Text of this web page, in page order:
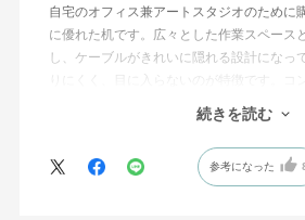
自宅のオフィス兼アートスタジオのために
に優れた机です。広々とした作業スペース
し、ケーブルがきれいに隠れる設計になっ
りにくく、目に入らないのが特徴です。コ
置くスペースの高さも完璧で、長時間の作
昇降機能のおかげで、座っても立っても作
続きを読む
参考になった